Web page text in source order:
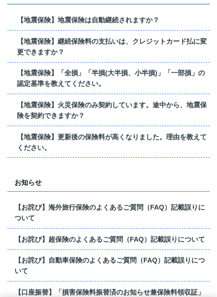
【地震保険】地震保険は自動継続されますか？
【地震保険】継続保険料の支払いは、クレジットカード払に変
更できますか？
【地震保険】「全損」「半損(大半損、小半損)」「一部損」の
認定基準を教えてください。
【地震保険】火災保険のみ契約しています。途中から、地震保
険を契約できますか？
【地震保険】更新後の保険料が高くなりました。理由を教えて
ください。
お知らせ
【お詫び】海外旅行保険のよくあるご質問（FAQ）記載誤りに
ついて
【お詫び】超保険のよくあるご質問（FAQ）記載誤りについて
【お詫び】自動車保険のよくあるご質問（FAQ）記載誤りにつ
いて
【口座振替】「損害保険料振替済のお知らせ兼保険料領収証」